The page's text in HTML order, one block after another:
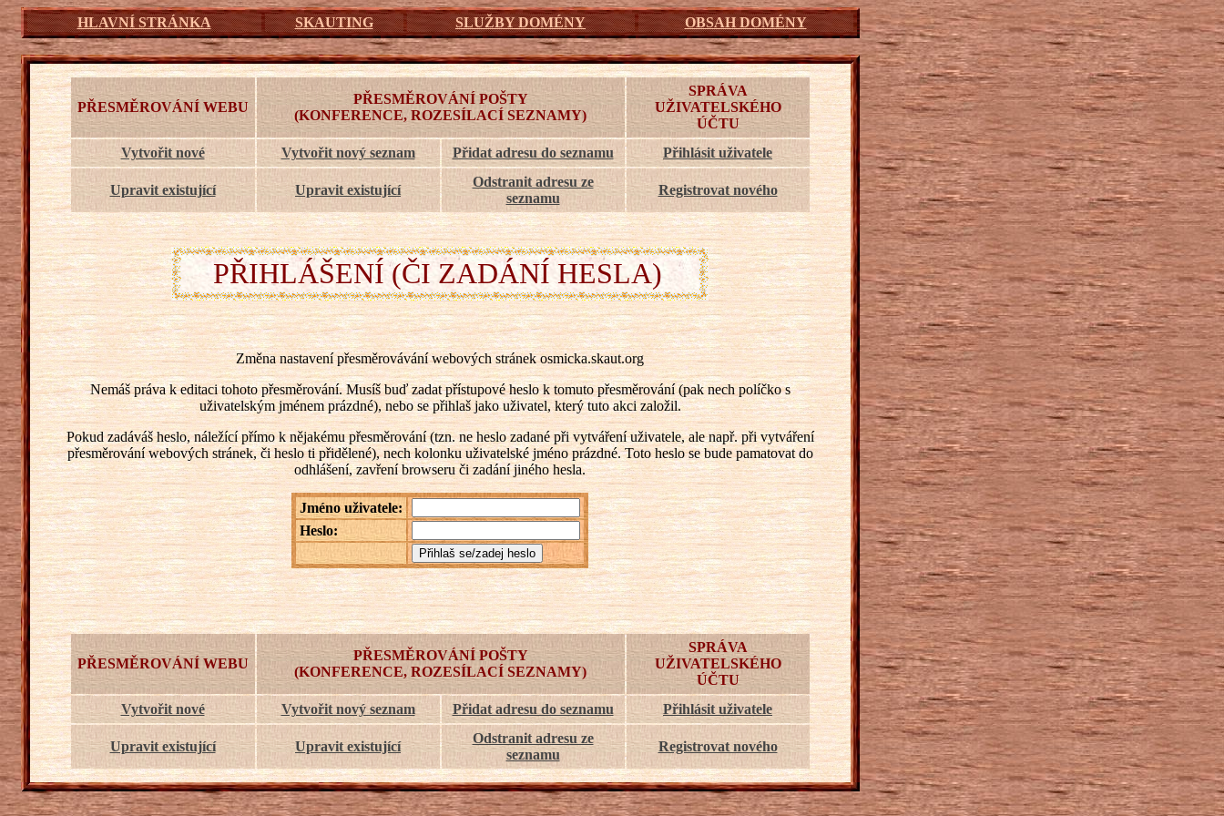
HLAVNÍ STRÁNKA SKAUTING SLUŽBY DOMÉNY OBSAH DOMÉNY
PŘESMĚROVÁNÍ WEBU
PŘESMĚROVÁNÍ POŠTY
(KONFERENCE, ROZESÍLACÍ SEZNAMY)
SPRÁVA
UŽIVATELSKÉHO
ÚČTU
Vytvořit nové
Vytvořit nový seznam Přidat adresu do seznamu Přihlásit uživatele
Upravit existující Upravit existující
Odstranit adresu ze
seznamu
Registrovat nového
PŘIHLÁŠENÍ (ČI ZADÁNÍ HESLA)
Změna nastavení přesměrovávání webových stránek osmicka.skaut.org
Nemáš práva k editaci tohoto přesměrování. Musíš buď zadat přístupové heslo k tomuto přesměrování (pak nech políčko s
uživatelským jménem prázdné), nebo se přihlaš jako uživatel, který tuto akci založil.
Pokud zadáváš heslo, náležící přímo k nějakému přesměrování (tzn. ne heslo zadané při vytváření uživatele, ale např. při vytváření
přesměrování webových stránek, či heslo ti přidělené), nech kolonku uživatelské jméno prázdné. Toto heslo se bude pamatovat do
odhlášení, zavření browseru či zadání jiného hesla.
Jméno uživatele:
Heslo:
PŘESMĚROVÁNÍ WEBU
PŘESMĚROVÁNÍ POŠTY
(KONFERENCE, ROZESÍLACÍ SEZNAMY)
SPRÁVA
UŽIVATELSKÉHO
ÚČTU
Vytvořit nové
Vytvořit nový seznam Přidat adresu do seznamu Přihlásit uživatele
Upravit existující Upravit existující
Odstranit adresu ze
seznamu
Registrovat nového